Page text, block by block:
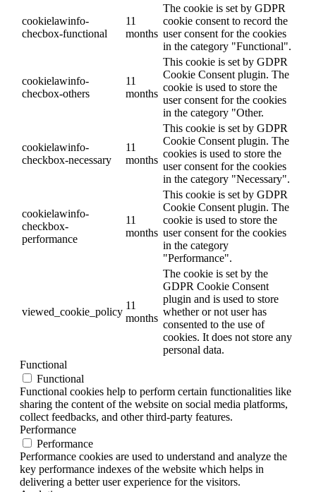
cookielawinfo-
checbox-functional
11
months
The cookie is set by GDPR
cookie consent to record the
user consent for the cookies
in the category "Functional".
cookielawinfo-
checbox-others
11
months
This cookie is set by GDPR
Cookie Consent plugin. The
cookie is used to store the
user consent for the cookies
in the category "Other.
cookielawinfo-
checkbox-necessary
11
months
This cookie is set by GDPR
Cookie Consent plugin. The
cookies is used to store the
user consent for the cookies
in the category "Necessary".
cookielawinfo-
checkbox-
performance
11
months
This cookie is set by GDPR
Cookie Consent plugin. The
cookie is used to store the
user consent for the cookies
in the category
"Performance".
viewed_cookie_policy
11
months
The cookie is set by the
GDPR Cookie Consent
plugin and is used to store
whether or not user has
consented to the use of
cookies. It does not store any
personal data.
Functional
Functional
Functional cookies help to perform certain functionalities like
sharing the content of the website on social media platforms,
collect feedbacks, and other third-party features.
Performance
Performance
Performance cookies are used to understand and analyze the
key performance indexes of the website which helps in
delivering a better user experience for the visitors.